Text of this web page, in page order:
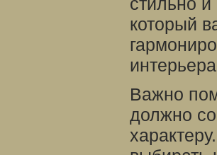
который
Важно
должно